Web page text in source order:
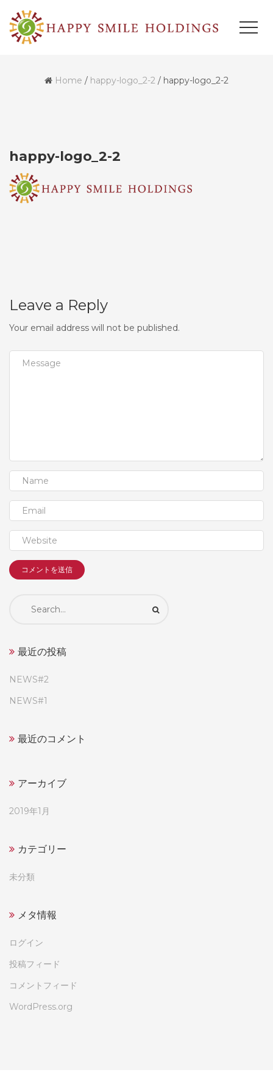
Home / happy-logo_2-2 / happy-logo_2-2
happy-logo_2-2
Leave a Reply
Your email address will not be published.
Search
最近の投稿
NEWS#2
NEWS#1
最近のコメント
アーカイブ
2019年1月
カテゴリー
未分類
メタ情報
ログイン
投稿フィード
コメントフィード
WordPress.org